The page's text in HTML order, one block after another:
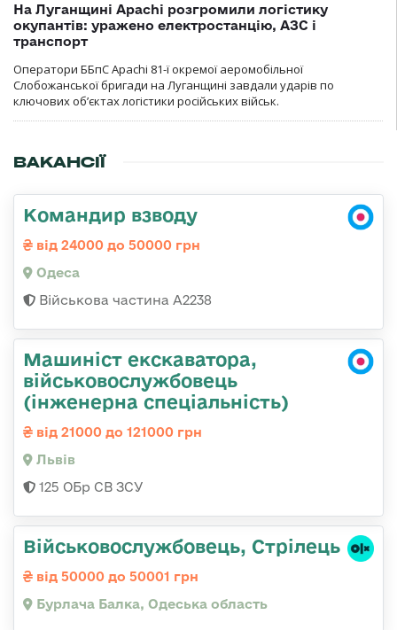
На Луганщині Apachi розгромили логістику
окупантів: уражено електростанцію, АЗС і
транспорт
Оператори ББпС Apachi 81-ї окремої аеромобільної
Слобожанської бригади на Луганщині завдали ударів по
ключових об’єктах логістики російських військ.
ВАКАНСІЇ
Командир взводу
від 24000 до 50000 грн
Одеса
Військова частина А2238
Машиніст екскаватора,
військовослужбовець
(інженерна спеціальність)
від 21000 до 121000 грн
Львів
125 ОБр СВ ЗСУ
Військовослужбовець, Стрілець
від 50000 до 50001 грн
Бурлача Балка, Одеська область